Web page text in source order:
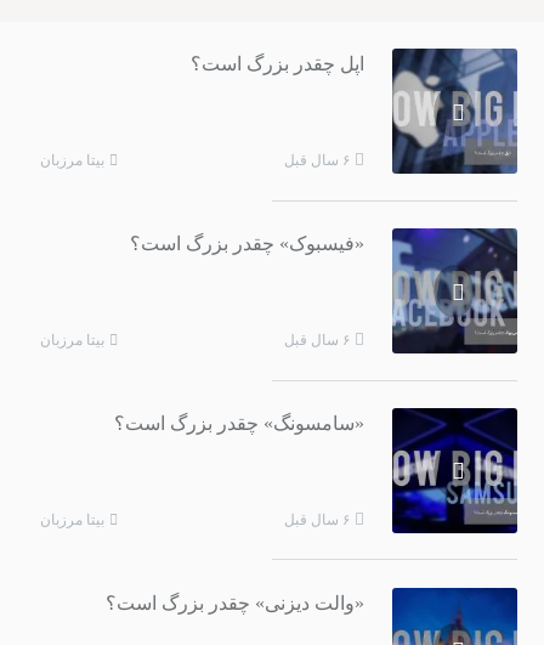
اپل چقدر بزرگ است؟
۶ سال قبل بیتا مرزبان
«فیسبوک» چقدر بزرگ است؟
۶ سال قبل بیتا مرزبان
«سامسونگ» چقدر بزرگ است؟
۶ سال قبل بیتا مرزبان
«والت دیزنی» چقدر بزرگ است؟